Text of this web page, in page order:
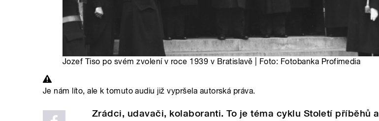
Jozef Tiso po svém zvolení v roce 1939 v Bratislavě | Foto: Fotobanka Profimedia
Je nám líto, ale k tomuto audiu již vypršela autorská práva.
Zrádci, udavači, kolaboranti. To je téma cyklu Století příběhů a